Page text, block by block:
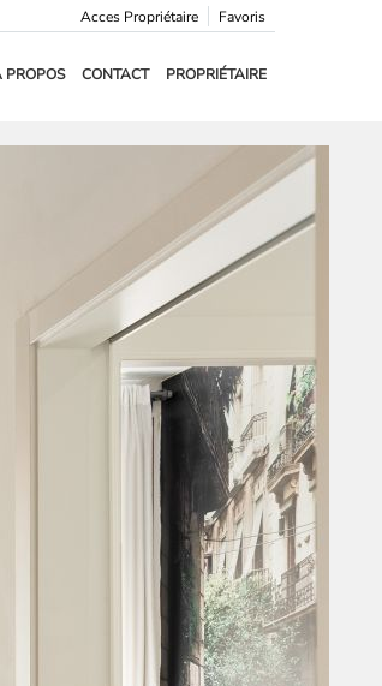
Favoris
Acces Propriétaire
PROPOS CONTACT PROPRIÉTAIRE